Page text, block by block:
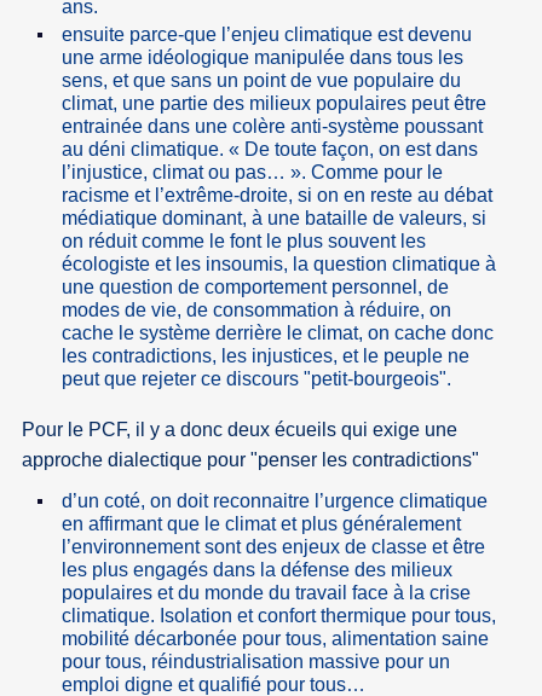
ans.
ensuite parce-que l’enjeu climatique est devenu
une arme idéologique manipulée dans tous les
sens, et que sans un point de vue populaire du
climat, une partie des milieux populaires peut être
entrainée dans une colère anti-système poussant
au déni climatique. « De toute façon, on est dans
l’injustice, climat ou pas… ». Comme pour le
racisme et l’extrême-droite, si on en reste au débat
médiatique dominant, à une bataille de valeurs, si
on réduit comme le font le plus souvent les
écologiste et les insoumis, la question climatique à
une question de comportement personnel, de
modes de vie, de consommation à réduire, on
cache le système derrière le climat, on cache donc
les contradictions, les injustices, et le peuple ne
peut que rejeter ce discours "petit-bourgeois".
Pour le PCF, il y a donc deux écueils qui exige une
approche dialectique pour "penser les contradictions"
d’un coté, on doit reconnaitre l’urgence climatique
en affirmant que le climat et plus généralement
l’environnement sont des enjeux de classe et être
les plus engagés dans la défense des milieux
populaires et du monde du travail face à la crise
climatique. Isolation et confort thermique pour tous,
mobilité décarbonée pour tous, alimentation saine
pour tous, réindustrialisation massive pour un
emploi digne et qualifié pour tous…